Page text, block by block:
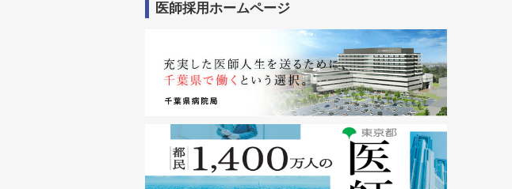
医師採用ホームページ